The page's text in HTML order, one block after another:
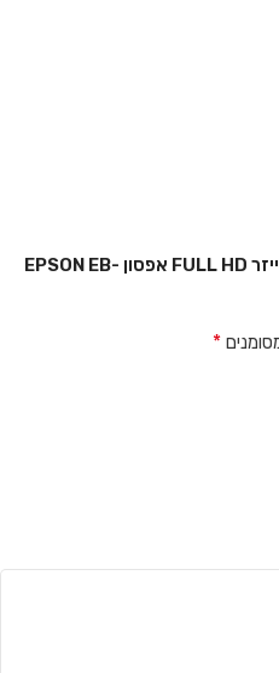
היה הראשון לכתוב סקירה “מקרן לייזר FULL HD אפסון EPSON EB-
*